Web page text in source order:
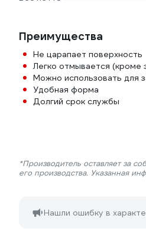
Преимущества
Не царапает поверхность
Легко отмывается (кроме
Можно использовать для
Удобная форма
Долгий срок службы
*Производитель оставляет за
его производства. Указанная
Нашли ошибку в